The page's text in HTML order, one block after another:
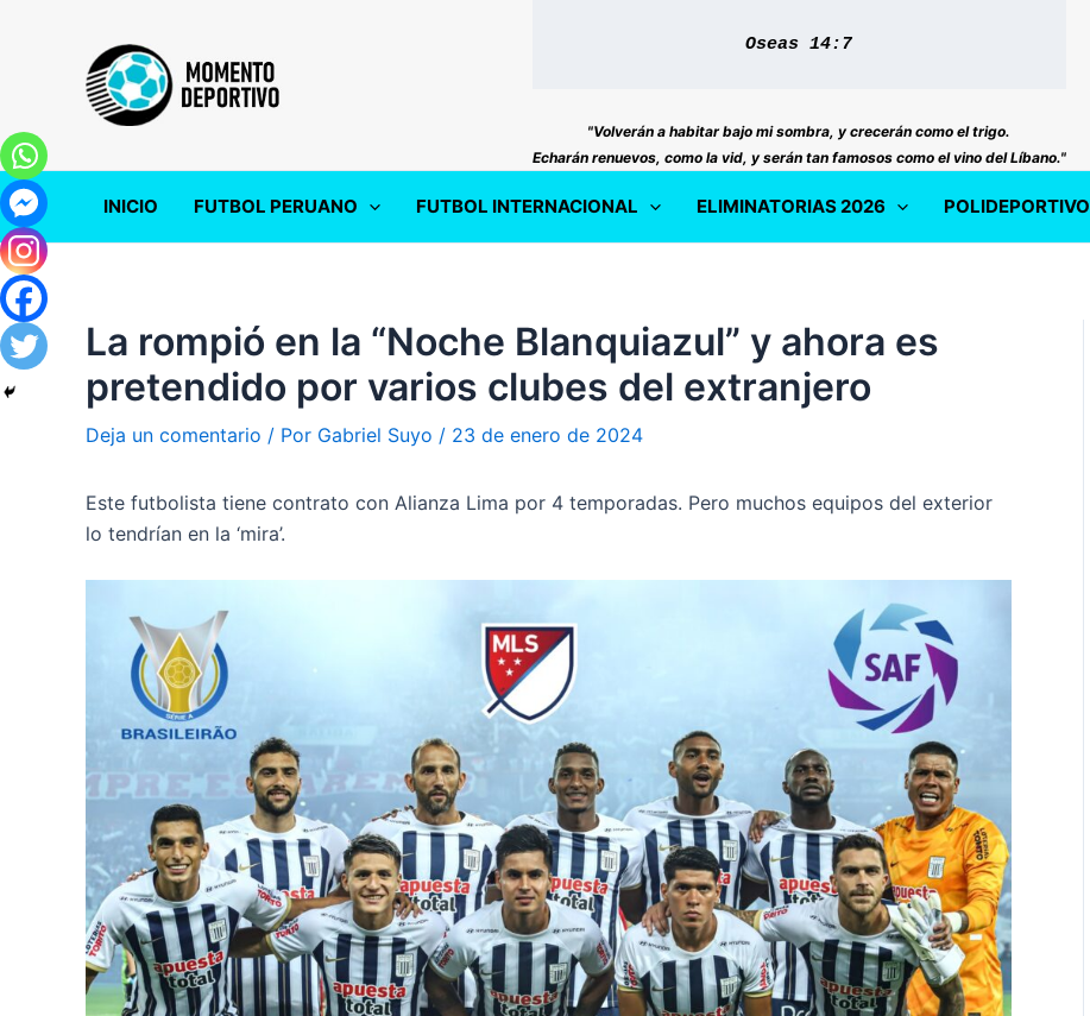
contenido
Oseas 14:7
"Volverán a habitar bajo mi sombra, y crecerán como el trigo.
Echarán renuevos, como la vid, y serán tan famosos como el vino del Líbano."
INICIO FUTBOL PERUANO FUTBOL INTERNACIONAL ELIMINATORIAS 2026 POLIDEPORTIVO
La rompió en la “Noche Blanquiazul” y ahora es
pretendido por varios clubes del extranjero
Deja un comentario / Por Gabriel Suyo / 23 de enero de 2024
Este futbolista tiene contrato con Alianza Lima por 4 temporadas. Pero muchos equipos del exterior
lo tendrían en la ‘mira’.